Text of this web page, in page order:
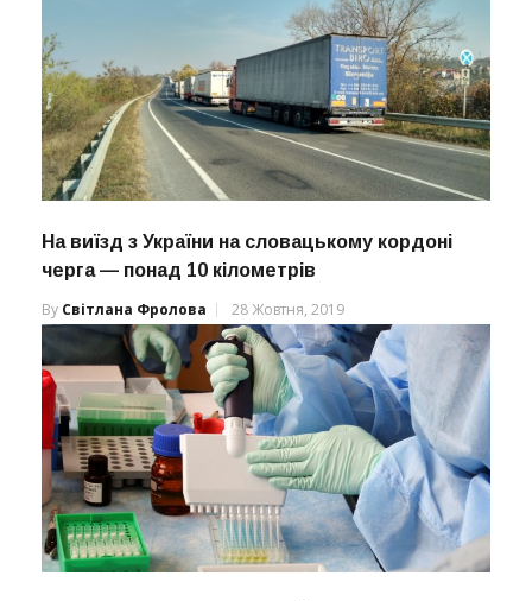
На виїзд з України на словацькому кордоні
черга — понад 10 кілометрів
By Світлана Фролова 28 Жовтня, 2019